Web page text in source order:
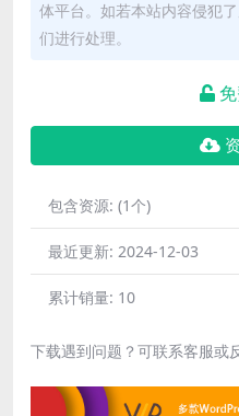
体平台。如若本站内容侵犯
们进行处理。
包含资源: (1个)
最近更新: 2024-12-03
累计销量: 10
下载遇到问题？可联系客服或